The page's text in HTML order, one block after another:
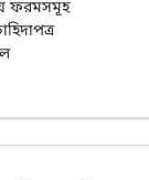
ফরমসমূহ